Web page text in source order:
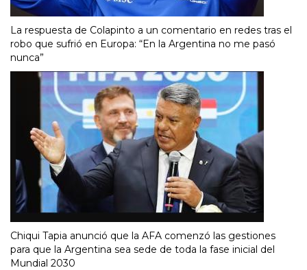
La respuesta de Colapinto a un comentario en redes tras el
robo que sufrió en Europa: “En la Argentina no me pasó
nunca”
Chiqui Tapia anunció que la AFA comenzó las gestiones
para que la Argentina sea sede de toda la fase inicial del
Mundial 2030